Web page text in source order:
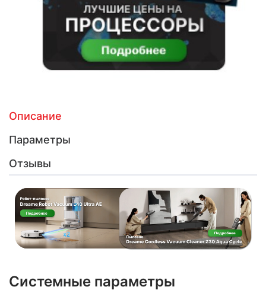
Описание
Параметры
Отзывы
Системные параметры